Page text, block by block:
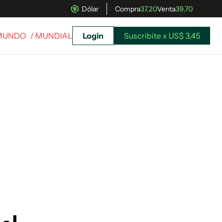
Dólar Compra37,20Venta39,70
/ MUNDIAL Login Suscribite x US$ 3,45